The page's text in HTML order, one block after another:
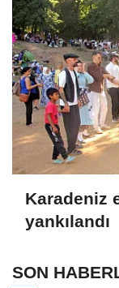
Karadeniz
yankılandı
SON